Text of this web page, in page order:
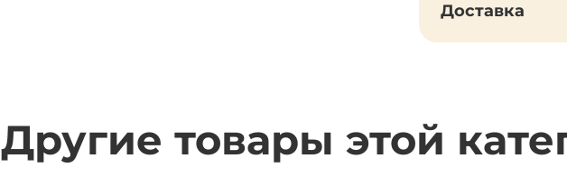
Доставка
Другие товары этой